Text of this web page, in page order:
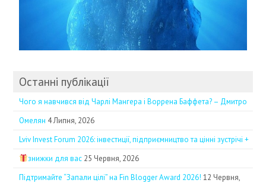
Останні публікації
Чого я навчився від Чарлі Мангера і Воррена Баффета? – Дмитро
Омелян 4 Липня, 2026
Lviv Invest Forum 2026: інвестиції, підприємництво та цінні зустрічі +
знижки для вас 25 Червня, 2026
Підтримайте “Запали цілі” на Fin Blogger Award 2026! 12 Червня,